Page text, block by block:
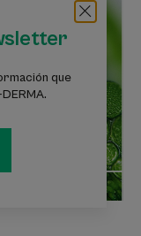
que